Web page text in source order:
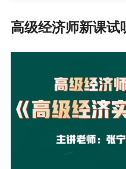
处理。涉嫌组织考试作
广东2024年高级经济
（一）考试成绩查询
1.考试成绩计划在
登录中国人事考试网
高级经济师新课试